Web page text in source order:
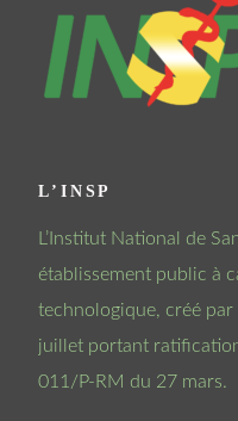
L’INSP
L’Institut National de
établissement public à
technologique, créé
juillet portant
011/P-RM du 27 mars.